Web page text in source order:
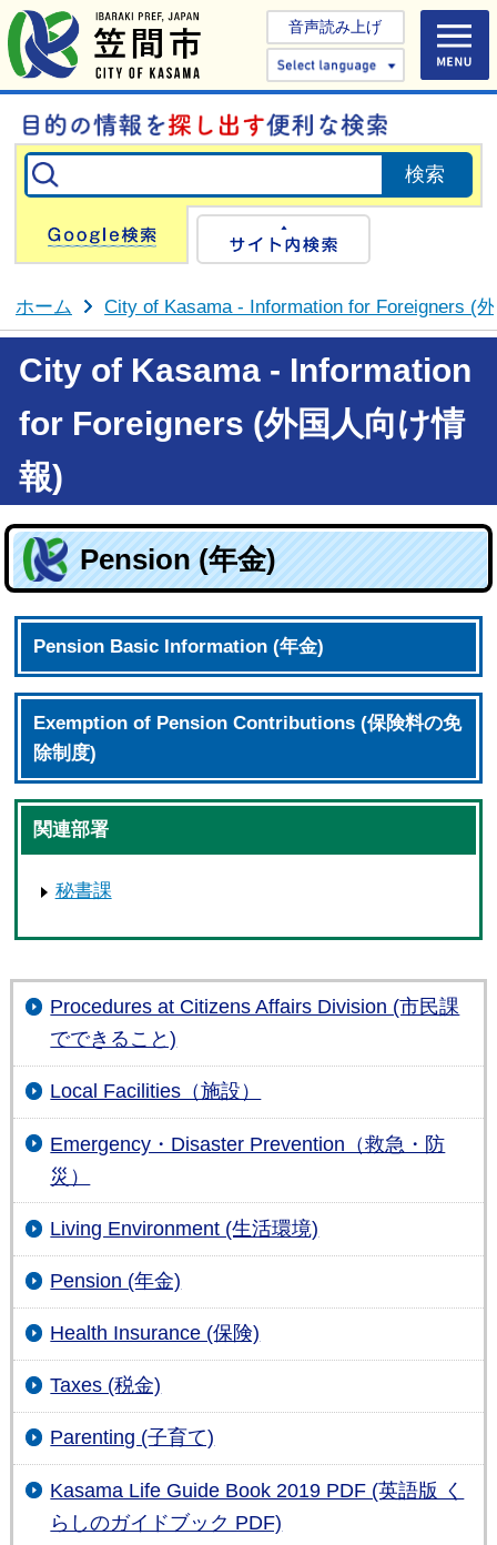
音声読み上げ
Select
Google検索
ホーム City of Kasama - Information for Foreigners (
City of Kasama - Information
for Foreigners (外国人向け情
報)
Pension (年金)
Pension Basic Information (年金)
Exemption of Pension Contributions (保険料の免
除制度)
関連部署
秘書課
Procedures at Citizens Affairs Division (市民課
でできること)
Local Facilities（施設）
Emergency・Disaster Prevention（救急・防
災）
Living Environment (生活環境)
Pension (年金)
Health Insurance (保険)
Taxes (税金)
Parenting (子育て)
Kasama Life Guide Book 2019 PDF (英語版 く
らしのガイドブック PDF)